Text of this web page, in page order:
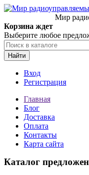
Мир
Корзина ждет
Выберите любое
Найти
Вход
Регистрация
Главная
Блог
Доставка
Оплата
Контакты
Карта сайта
Каталог